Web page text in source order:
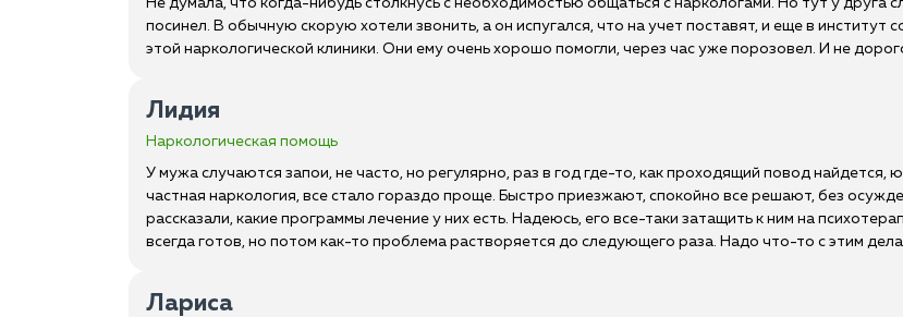
Не думала, что когда-нибудь столкнусь с необходимостью общаться с наркологами. Но тут у друга
посинел. В обычную скорую хотели звонить, а он испугался, что на учет поставят, и еще в
этой наркологической клиники. Они ему очень хорошо помогли, через час уже порозовел. И не
Лидия
Наркологическая помощь
У мужа случаются запои, не часто, но регулярно, раз в год где-то, как проходящий повод найдется,
частная наркология, все стало гораздо проще. Быстро приезжают, спокойно все решают, без
рассказали, какие программы лечение у них есть. Надеюсь, его все-таки затащить к ним на
всегда готов, но потом как-то проблема растворяется до следующего раза. Надо что-то с этим
Лариса